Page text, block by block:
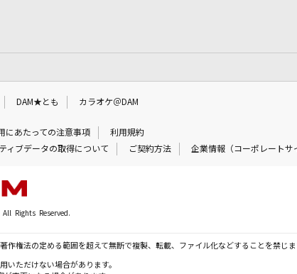
DAM★とも カラオケ＠DAM
にあたっての注意事項
利用規約
ィブデータの取得について ご契約方法 企業情報（コーポレートサ
All Rights Reserved.
権法の定める範囲を超えて無断で複製、転載、ファイル化などすることを禁じま
いただけない場合があります。